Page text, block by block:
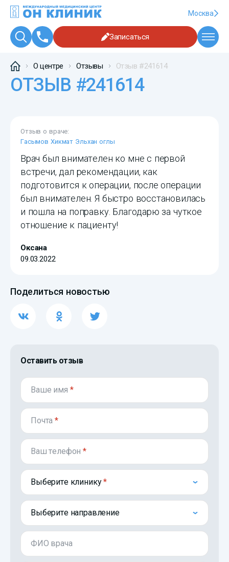
Москва
Записаться
О центре Отзывы Отзыв #241614
ОТЗЫВ #241614
Отзыв о враче:
Гасымов Хикмат Эльхан оглы
Врач был внимателен ко мне с первой
встречи, дал рекомендации, как
подготовится к операции, после операции
был внимателен. Я быстро восстановилась
и пошла на поправку. Благодарю за чуткое
отношение к пациенту!
Оксана
09.03.2022
Поделиться новостью
Оставить отзыв
Ваше имя *
Почта*
Ваш телефон*
Выберите клинику
Выберите направление
ФИО врача